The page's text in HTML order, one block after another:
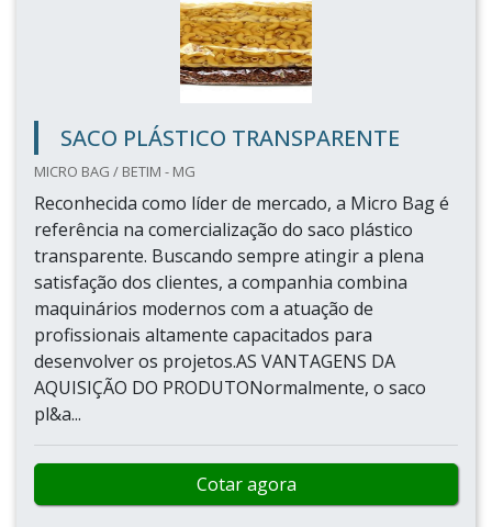
SACO PLÁSTICO TRANSPARENTE
MICRO BAG / BETIM - MG
Reconhecida como líder de mercado, a Micro Bag é
referência na comercialização do saco plástico
transparente. Buscando sempre atingir a plena
satisfação dos clientes, a companhia combina
maquinários modernos com a atuação de
profissionais altamente capacitados para
desenvolver os projetos.AS VANTAGENS DA
AQUISIÇÃO DO PRODUTONormalmente, o saco
pl&a...
Cotar agora